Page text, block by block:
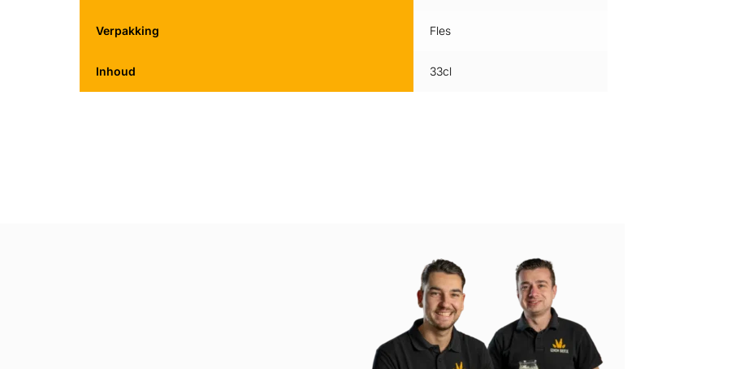
Verpakking Fles
Inhoud 33cl